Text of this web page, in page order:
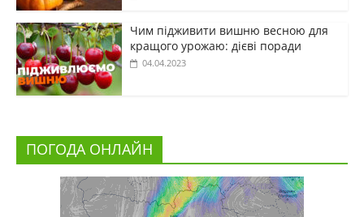
Чим підживити вишню весною для
кращого урожаю: дієві поради
04.04.2023
ПОГОДА ОНЛАЙН